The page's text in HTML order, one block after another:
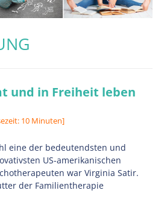
und in Freiheit leben
10 Minuten]
eine der bedeutendsten und
US-amerikanischen
war Virginia Satir.
der Familientherapie